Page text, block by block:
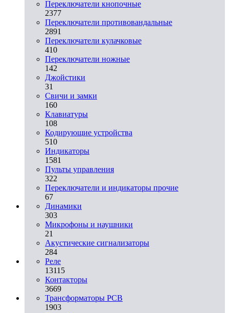
Переключатели кнопочные
2377
Переключатели противовандальные
2891
Переключатели кулачковые
410
Переключатели ножные
142
Джойстики
31
Свичи и замки
160
Клавиатуры
108
Кодирующие устройства
510
Индикаторы
1581
Пульты управления
322
Переключатели и индикаторы прочие
67
Динамики
303
Микрофоны и наушники
21
Акустические сигнализаторы
284
Реле
13115
Контакторы
3669
Трансформаторы PCB
1903